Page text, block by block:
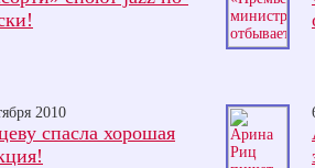
2010
спасла хорошая